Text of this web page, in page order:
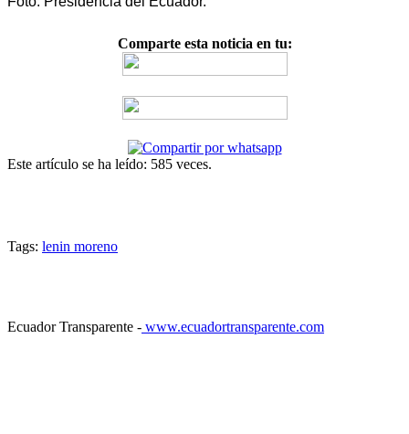
Comparte esta noticia en tu:
Este artículo se ha leído: 585 veces.
Tags: lenin moreno
Ecuador Transparente - www.ecuadortransparente.com